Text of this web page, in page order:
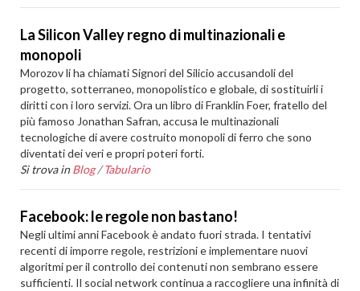
La Silicon Valley regno di multinazionali e
monopoli
Morozov li ha chiamati Signori del Silicio accusandoli del
progetto, sotterraneo, monopolistico e globale, di sostituirli i
diritti con i loro servizi. Ora un libro di Franklin Foer, fratello del
più famoso Jonathan Safran, accusa le multinazionali
tecnologiche di avere costruito monopoli di ferro che sono
diventati dei veri e propri poteri forti.
Si trova in Blog /Tabulario
Facebook: le regole non bastano!
Negli ultimi anni Facebook è andato fuori strada. I tentativi
recenti di imporre regole, restrizioni e implementare nuovi
algoritmi per il controllo dei contenuti non sembrano essere
sufficienti. Il social network continua a raccogliere una infinità di